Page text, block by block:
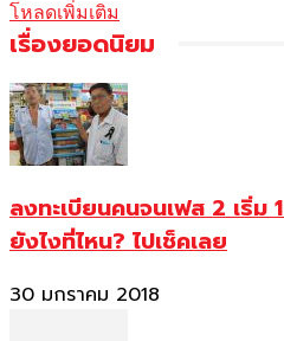
โหลดเพิ่มเติม
เรื่องยอดนิยม
ลงทะเบียนคนจนเฟส 2 เริ่ม
ยังไงที่ไหน? ไปเช็คเลย
30 มกราคม 2018